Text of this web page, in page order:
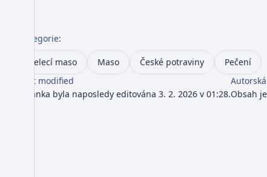
Kategorie:
Telecí maso Maso České potraviny
Pečení
Last modified
Stránka byla naposledy editována 3. 2. 2026 v 01:28.Obsah